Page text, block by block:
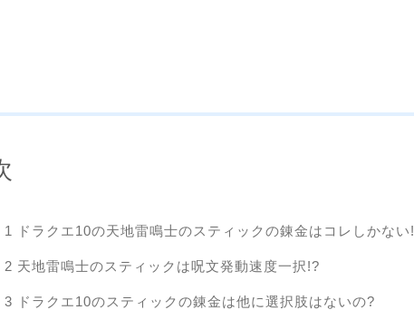
1 ドラクエ10の天地雷鳴士のスティックの錬金はコレしかない!
2 天地雷鳴士のスティックは呪文発動速度一択!?
3 ドラクエ10のスティックの錬金は他に選択肢はないの?